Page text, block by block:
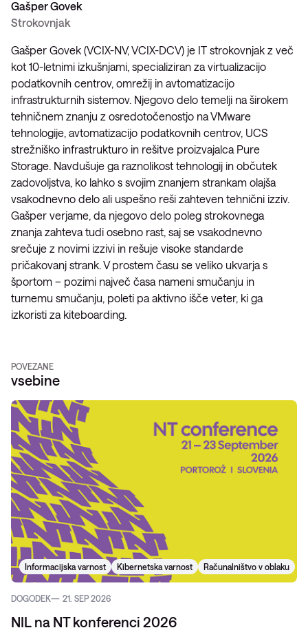
Gašper Govek
Strokovnjak
Gašper Govek (VCIX-NV, VCIX-DCV) je IT strokovnjak z več
kot 10-letnimi izkušnjami, specializiran za virtualizacijo
podatkovnih centrov, omrežij in avtomatizacijo
infrastrukturnih sistemov. Njegovo delo temelji na širokem
tehničnem znanju z osredotočenostjo na VMware
tehnologije, avtomatizacijo podatkovnih centrov, UCS
strežniško infrastrukturo in rešitve proizvajalca Pure
Storage. Navdušuje ga raznolikost tehnologij in občutek
zadovoljstva, ko lahko s svojim znanjem strankam olajša
vsakodnevno delo ali uspešno reši zahteven tehnični izziv.
Gašper verjame, da njegovo delo poleg strokovnega
znanja zahteva tudi osebno rast, saj se vsakodnevno
srečuje z novimi izzivi in rešuje visoke standarde
pričakovanj strank. V prostem času se veliko ukvarja s
športom – pozimi največ časa nameni smučanju in
turnemu smučanju, poleti pa aktivno išče veter, ki ga
izkoristi za kiteboarding.
POVEZANE
vsebine
Informacijska varnost Kibernetska varnost Računalništvo v oblaku
DOGODEK 21. SEP 2026
NIL na NT konferenci 2026